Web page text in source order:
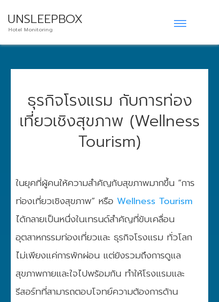
UNSLEEPBOX
Hotel Monitoring
ธุรกิจโรงแรม กับการท่อง
เที่ยวเชิงสุขภาพ (Wellness
Tourism)
ในยุคที่ผู้คนให้ความสำคัญกับสุขภาพมากขึ้น “การ
ท่องเที่ยวเชิงสุขภาพ” หรือ Wellness Tourism
ได้กลายเป็นหนึ่งในเทรนด์สำคัญที่ขับเคลื่อน
อุตสาหกรรมท่องเที่ยวและ ธุรกิจโรงแรม ทั่วโลก
ไม่เพียงแค่การพักผ่อน แต่ยังรวมถึงการดูแล
สุขภาพกายและใจไปพร้อมกัน ทำให้โรงแรมและ
รีสอร์ทที่สามารถตอบโจทย์ความต้องการด้าน